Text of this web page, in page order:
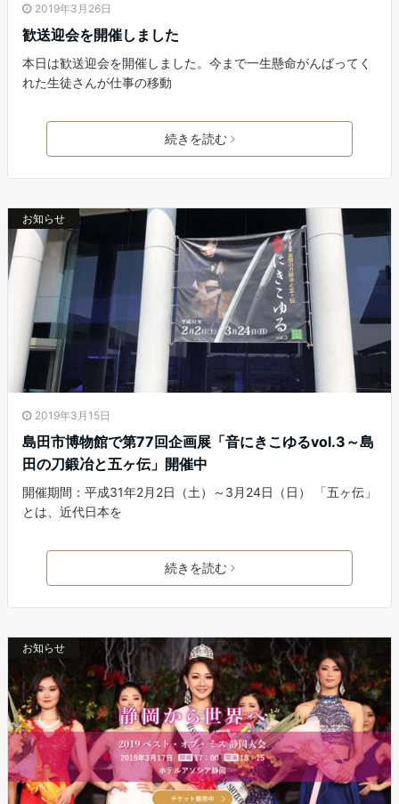
2019年3月26日
歓送迎会を開催しました
本日は歓送迎会を開催しました。今まで一生懸命がんばってく
れた生徒さんが仕事の移動
続きを読む
お知らせ
2019年3月15日
島田市博物館で第77回企画展「音にきこゆるvol.3～島
田の刀鍛冶と五ヶ伝」開催中
開催期間：平成31年2月2日（土）～3月24日（日） 「五ヶ伝」
とは、近代日本を
続きを読む
お知らせ